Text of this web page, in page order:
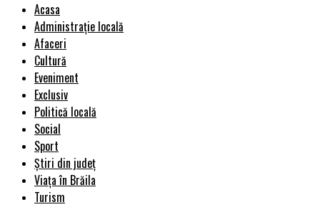
Acasa
Administrație locală
Afaceri
Cultură
Eveniment
Exclusiv
Politică locală
Social
Sport
Știri din județ
Viața în Brăila
Turism